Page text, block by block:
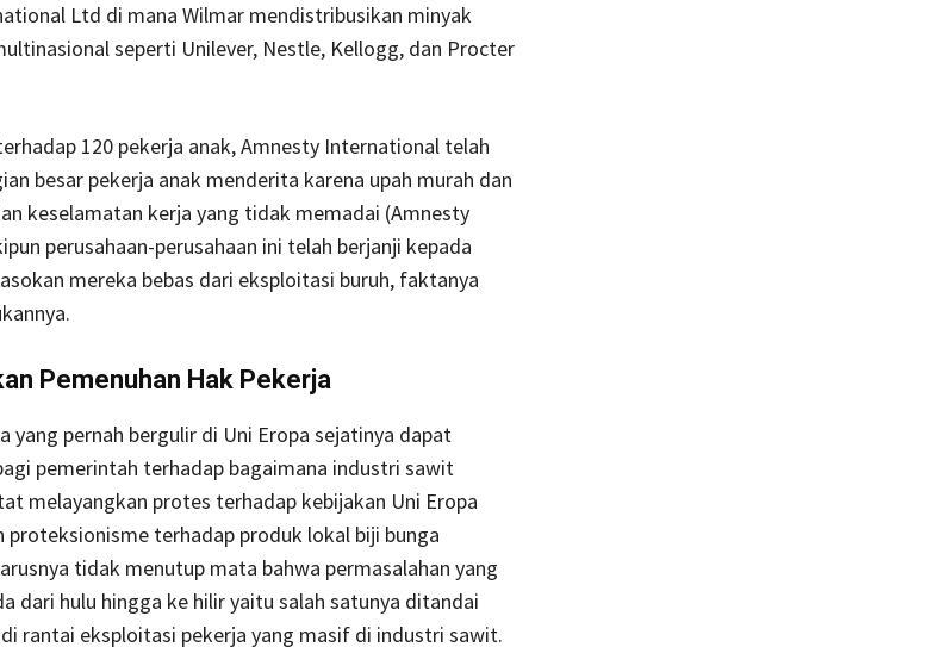
Ltd di mana Wilmar mendistribusikan minyak
seperti Unilever, Nestle, Kellogg, dan Procter
120 pekerja anak, Amnesty International telah
besar pekerja anak menderita karena upah murah dan
keselamatan kerja yang tidak memadai (Amnesty
perusahaan-perusahaan ini telah berjanji kepada
mereka bebas dari eksploitasi buruh, faktanya
Pemenuhan Hak Pekerja
yang pernah bergulir di Uni Eropa sejatinya dapat
pemerintah terhadap bagaimana industri sawit
melayangkan protes terhadap kebijakan Uni Eropa
proteksionisme terhadap produk lokal biji bunga
tidak menutup mata bahwa permasalahan yang
dari hulu hingga ke hilir yaitu salah satunya ditandai
rantai eksploitasi pekerja yang masif di industri sawit.